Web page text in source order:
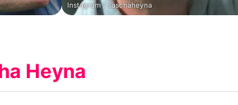
Instagram / saschaheyna
Heyna